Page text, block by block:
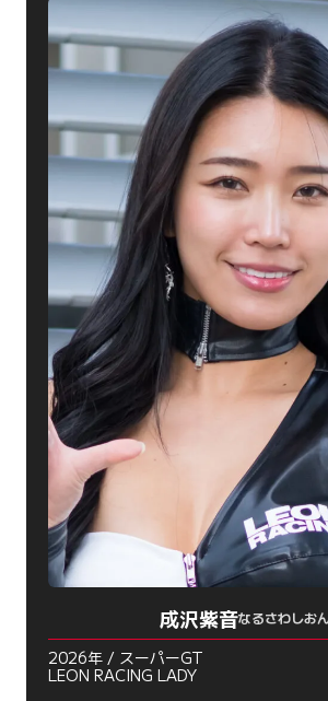
成沢紫音なるさわしお
2026年 / スーパーGT
LEON RACING LADY